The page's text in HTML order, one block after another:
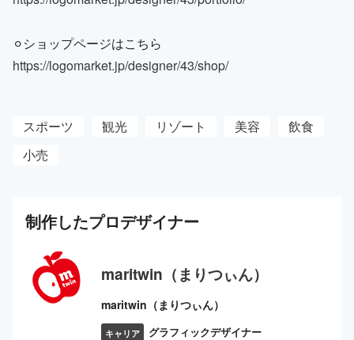
⚪︎ショップページはこちら
https://logomarket.jp/designer/43/shop/
スポーツ 観光 リゾート 美容
飲食
小売
制作したプロデザイナー
maritwin（まりつぃん）
maritwin（まりつぃん）
キャリア グラフィックデザイナー